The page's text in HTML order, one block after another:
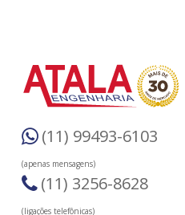
(11) 99493-6103
(apenas mensagens)
(11) 3256-8628
(ligações telefônicas)